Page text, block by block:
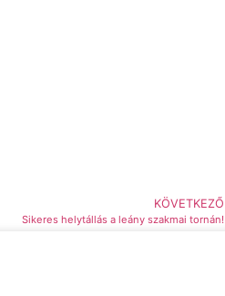
KÖVETKEZŐ
Sikeres helytállás a leány szakmai tornán!